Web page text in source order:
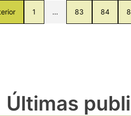
1 … 83 84
Últimas